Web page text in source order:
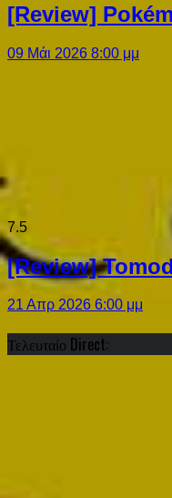
[Review]
09 Μάι 2026 8:00 μμ
7.5
[Review]
21 Απρ 2026 6:00 μμ
Τελευταίο Direct: